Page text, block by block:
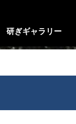
研ぎギャラリー